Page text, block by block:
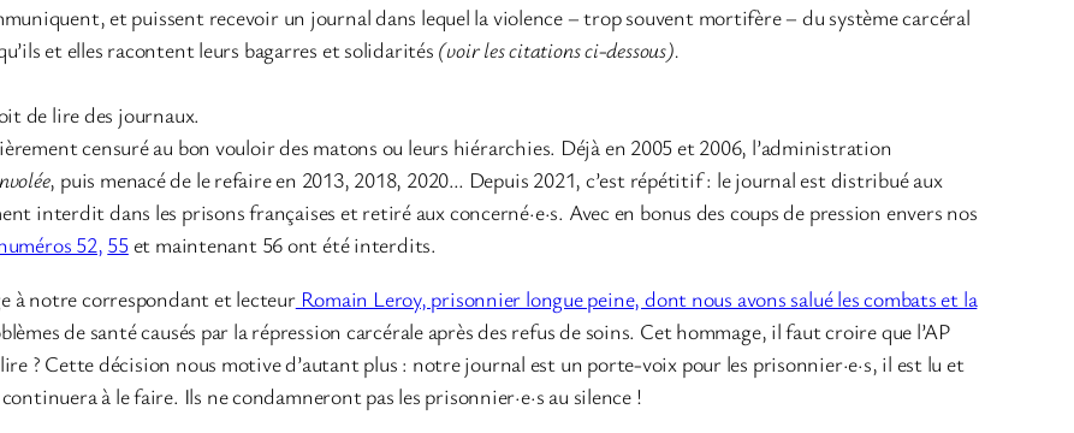
et puissent recevoir un journal dans lequel la violence – trop souvent mortifère – du système carcéral
et elles racontent leurs bagarres et solidarités (voir les citations ci-dessous).
de lire des journaux.
censuré au bon vouloir des matons ou leurs hiérarchies. Déjà en 2005 et 2006, l’administration
, puis menacé de le refaire en 2013, 2018, 2020… Depuis 2021, c’est répétitif : le journal est distribué aux
interdit dans les prisons françaises et retiré aux concerné·e·s. Avec en bonus des coups de pression envers nos
52, 55et maintenant 56 ont été interdits.
à notre correspondant et lecteurRomain Leroy, prisonnier longue peine, dont nous avons salué les combats et la
de santé causés par la répression carcérale après des refus de soins. Cet hommage, il faut croire que l’AP
? Cette décision nous motive d’autant plus : notre journal est un porte-voix pour les prisonnier·e·s, il est lu et
à le faire. Ils ne condamneront pas les prisonnier·e·s au silence !